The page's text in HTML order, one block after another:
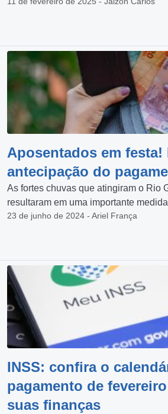
Aposentados em festa!
antecipação do
As fortes chuvas que atingiram o Rio
resultaram em uma importante
23 de junho de 2024 - Ariel França
INSS: confira o
pagamento de
suas finanças